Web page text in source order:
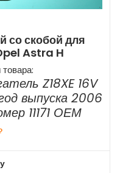
со скобой для
Astra H
Z18XE 16V
выпуска 2006
11171 ОЕМ